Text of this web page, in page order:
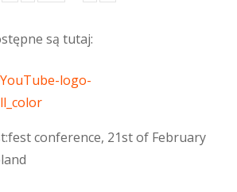
są tutaj:
conference, 21st of February